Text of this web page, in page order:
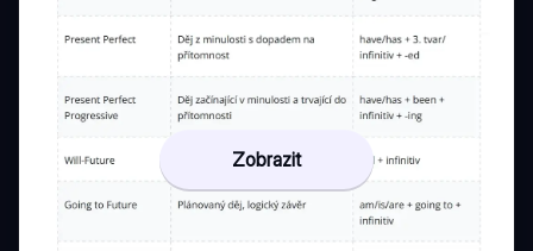
Zobrazit